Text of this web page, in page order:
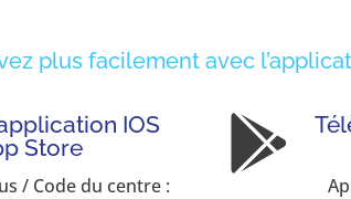
plus facilement avec
IOS
Store
/ Code du centre :
